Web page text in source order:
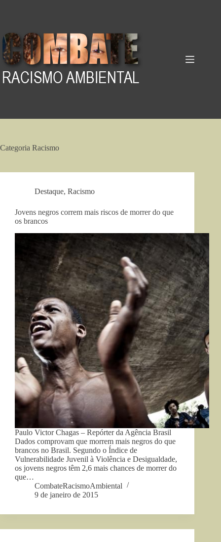
Categoria Racismo
Destaque, Racismo
Jovens negros correm mais riscos de morrer do que
os brancos
Paulo Victor Chagas – Repórter da Agência Brasil
Dados comprovam que morrem mais negros do que
brancos no Brasil. Segundo o Índice de
Vulnerabilidade Juvenil à Violência e Desigualdade,
os jovens negros têm 2,6 mais chances de morrer do
que…
CombateRacismoAmbiental
9 de janeiro de 2015